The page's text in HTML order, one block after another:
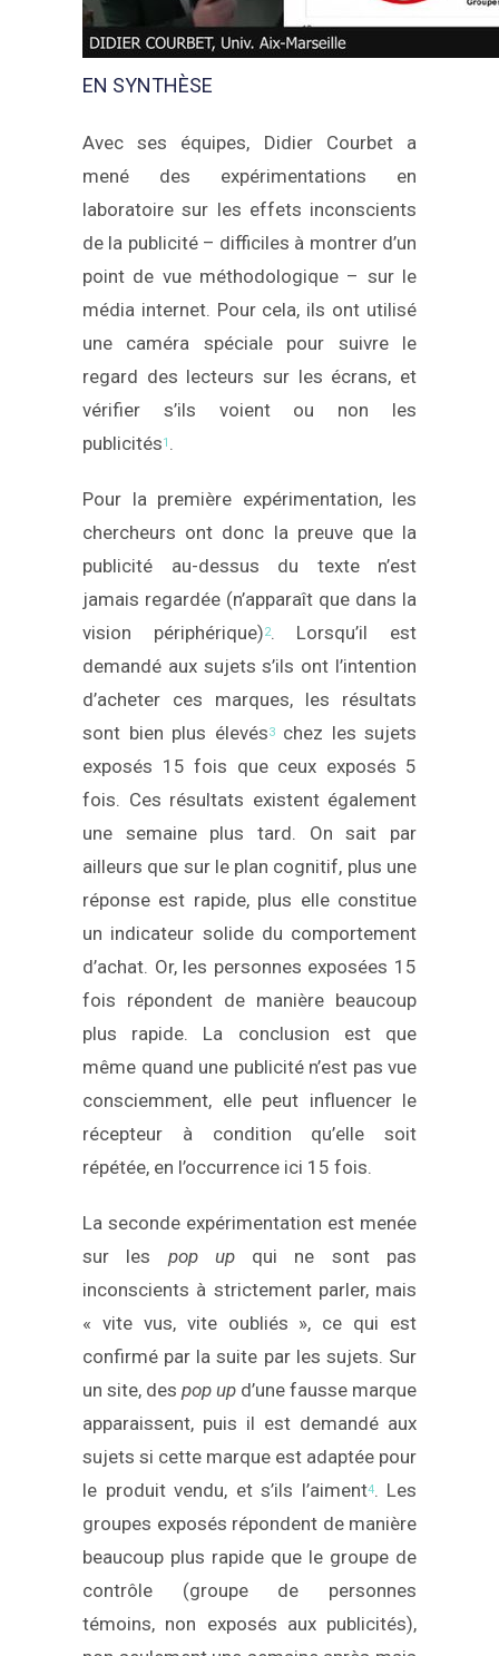
EN SYNTHÈSE
Avec ses équipes, Didier Courbet a
mené des expérimentations en
laboratoire sur les effets inconscients
de la publicité – difficiles à montrer d’un
point de vue méthodologique – sur le
média internet. Pour cela, ils ont utilisé
une caméra spéciale pour suivre le
regard des lecteurs sur les écrans, et
vérifier s’ils voient ou non les
publicités1 .
Pour la première expérimentation, les
chercheurs ont donc la preuve que la
publicité au-dessus du texte n’est
jamais regardée (n’apparaît que dans la
vision périphérique)2. Lorsqu’il est
demandé aux sujets s’ils ont l’intention
d’acheter ces marques, les résultats
sont bien plus élevés3chez les sujets
exposés 15 fois que ceux exposés 5
fois. Ces résultats existent également
une semaine plus tard. On sait par
ailleurs que sur le plan cognitif, plus une
réponse est rapide, plus elle constitue
un indicateur solide du comportement
d’achat. Or, les personnes exposées 15
fois répondent de manière beaucoup
plus rapide. La conclusion est que
même quand une publicité n’est pas vue
consciemment, elle peut influencer le
récepteur à condition qu’elle soit
répétée, en l’occurrence ici 15 fois.
La seconde expérimentation est menée
sur les pop upqui ne sont pas
inconscients à strictement parler, mais
« vite vus, vite oubliés », ce qui est
confirmé par la suite par les sujets. Sur
un site, des pop up d’une fausse marque
apparaissent, puis il est demandé aux
sujets si cette marque est adaptée pour
le produit vendu, et s’ils l’aiment4. Les
groupes exposés répondent de manière
beaucoup plus rapide que le groupe de
contrôle (groupe de personnes
témoins, non exposés aux publicités),